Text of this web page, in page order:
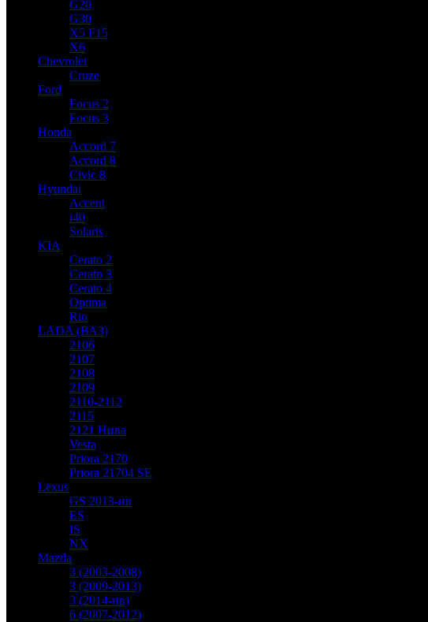
G20
G30
X5 F15
X6
Chevrolet
Cruze
Ford
Focus 2
Focus 3
Honda
Accord 7
Accord 8
Civic 8
Hyundai
Accent
i40
Solaris
KIA
Cerato 2
Cerato 3
Cerato 4
Optima
Rio
LADA (ВАЗ)
2106
2107
2108
2109
2110-2112
2115
2121 Нива
Vesta
Priora 2170
Priora 21704 SE
Lexus
GS 2013-нв
ES
IS
NX
Mazda
3 (2003-2008)
3 (2009-2013)
3 (2014-нв)
6 (2007-2012)